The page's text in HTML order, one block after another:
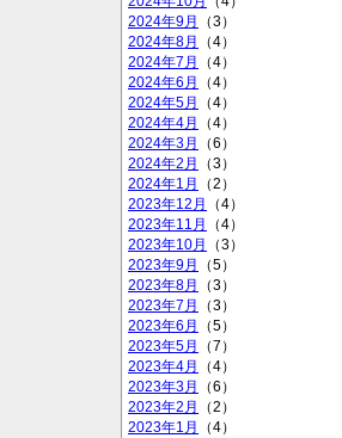
2024年9月
（3）
2024年8月
（4）
2024年7月
（4）
2024年6月
（4）
2024年5月
（4）
2024年4月
（4）
2024年3月
（6）
2024年2月
（3）
2024年1月
（2）
2023年12月
（4）
2023年11月
（4）
2023年10月
（3）
2023年9月
（5）
2023年8月
（3）
2023年7月
（3）
2023年6月
（5）
2023年5月
（7）
2023年4月
（4）
2023年3月
（6）
2023年2月
（2）
2023年1月
（4）